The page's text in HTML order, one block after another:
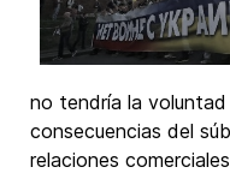
no tendría la
consecuencias del
relaciones